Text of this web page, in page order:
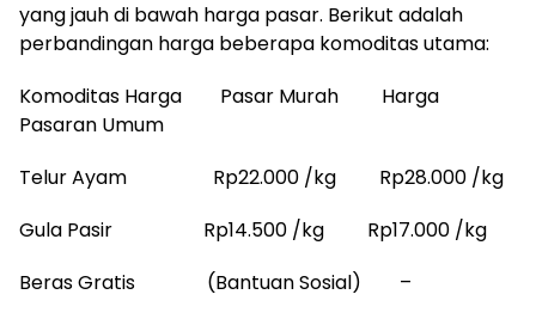
yang jauh di bawah harga pasar. Berikut adalah
perbandingan harga beberapa komoditas utama:
Komoditas Harga Pasar Murah Harga
Pasaran Umum
Telur Ayam Rp22.000 /kg Rp28.000 /kg
Gula Pasir Rp14.500 /kg Rp17.000 /kg
Beras Gratis (Bantuan Sosial) –